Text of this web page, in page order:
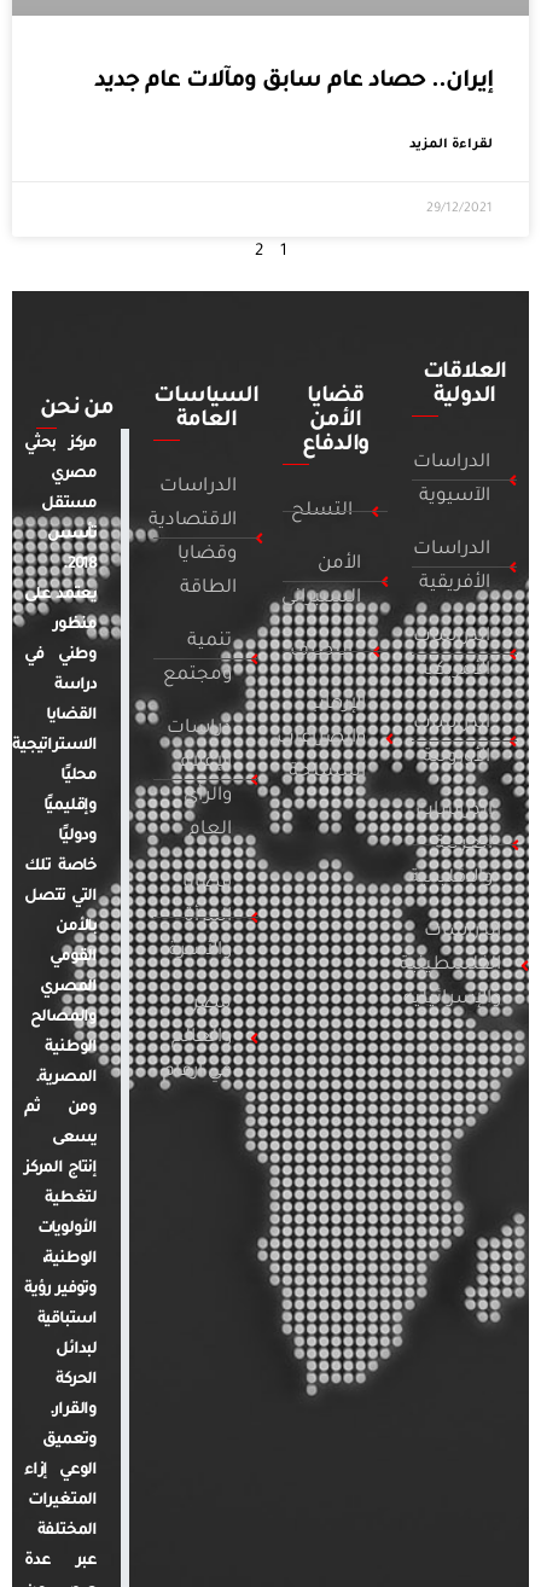
إيران.. حصاد عام سابق ومآلات عام جديد
لقراءة المزيد
29/12/2021
1
2
العلاقات
الدولية
الدراسات
الآسيوية
الدراسات
الأفريقية
الدراسات
الأمريكية
الدراسات
الأوروبية
الدراسات
العربية
والإقليمية
الدراسات
الفلسطينية
والإسرائيلية
قضايا
الأمن
والدفاع
التسلح
الأمن
السيبراني
التطرف
الإرهاب
والصراعات
المسلحة
السياسات
العامة
الدراسات
الاقتصادية
وقضايا
الطاقة
تنمية
ومجتمع
دراسات
الإعلام
والرأي
العام
قضايا
المرأة
والأسرة
مصر
والعالم
في أرقام
من نحن
مركز بحثي
مصري
مستقل
تأسس
2018.
يعتمد على
منظور
وطني في
دراسة
القضايا
الاستراتيجية
محليًا
وإقليميًا
ودوليًا
خاصة تلك
التي تتصل
بالأمن
القومي
المصري
والمصالح
الوطنية
المصرية.
ومن ثم
يسعى
إنتاج المركز
لتغطية
الأولويات
الوطنية،
وتوفير رؤية
استباقية
لبدائل
الحركة
والقرار.
وتعميق
الوعي إزاء
المتغيرات
المختلفة
عبر عدة